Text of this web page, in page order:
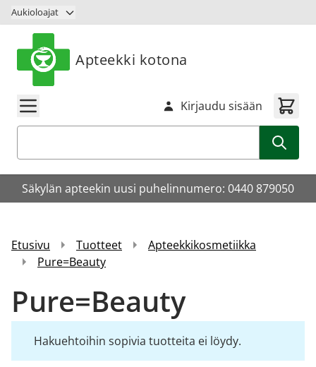
Siirry sisältöön
Aukioloajat
Apteekki kotona
Kirjaudu sisään
Säkylän apteekin uusi puhelinnumero: 0440 879050
Etusivu Tuotteet
Apteekkikosmetiikka
Pure=Beauty
Pure=Beauty
Hakuehtoihin sopivia tuotteita ei löydy.